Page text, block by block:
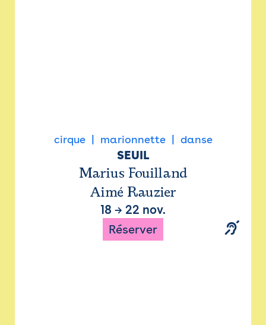
cirque marionnette danse
SEUIL
Marius Fouilland
Aimé Rauzier
18 → 22 nov.
Réserver